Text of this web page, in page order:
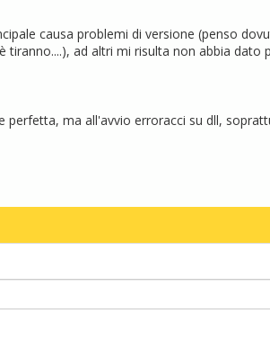
causa problemi di versione (penso
ad altri mi risulta non abbia dato
perfetta, ma all'avvio erroracci su dll,